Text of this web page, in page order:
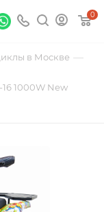
0
в Москве —
1000W New